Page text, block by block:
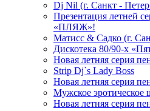
Dj Nil (г. Санкт -
Презентация летней
«ПЛЯЖ»!
Матисс & Садко (г.
Дискотека 80/90-х
Новая летняя серия
Strip Dj`s Lady Boss
Новая летняя серия
Мужское эротическое
Новая летняя серия